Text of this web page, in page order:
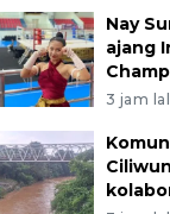
Nay
ajang
3 jam